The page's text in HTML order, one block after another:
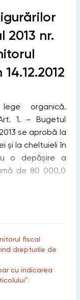
2013 nr.
organică.
Art. 1. – Bugetul
se aprobă la
şi la cheltuieli în
o depăşire a
de 80 000,0
fiscal
drepturile de
cu indicarea